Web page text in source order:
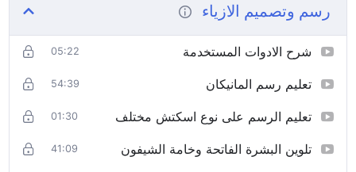
رسم وتصميم الازياء
شرح الادوات المستخدمة 05:22
تعليم رسم المانيكان 54:39
تعليم الرسم على نوع اسكتش مختلف 01:30
تلوين البشرة الفاتحة وخامة الشيفون 41:09